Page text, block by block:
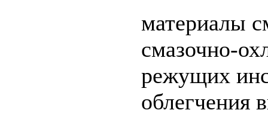
материалы
смазочно-
режущих
облегчения